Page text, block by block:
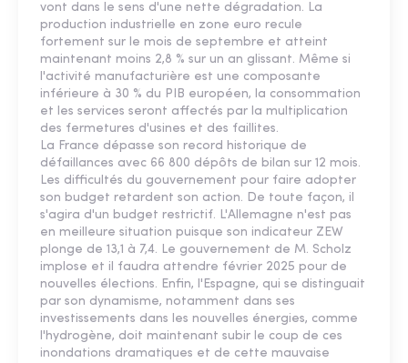
vont dans le sens d'une nette dégradation. La
production industrielle en zone euro recule
fortement sur le mois de septembre et atteint
maintenant moins 2,8 % sur un an glissant. Même si
l'activité manufacturière est une composante
inférieure à 30 % du PIB européen, la consommation
et les services seront affectés par la multiplication
des fermetures d'usines et des faillites.
La France dépasse son record historique de
défaillances avec 66 800 dépôts de bilan sur 12 mois.
Les difficultés du gouvernement pour faire adopter
son budget retardent son action. De toute façon, il
s'agira d'un budget restrictif. L'Allemagne n'est pas
en meilleure situation puisque son indicateur ZEW
plonge de 13,1 à 7,4. Le gouvernement de M. Scholz
implose et il faudra attendre février 2025 pour de
nouvelles élections. Enfin, l'Espagne, qui se distinguait
par son dynamisme, notamment dans ses
investissements dans les nouvelles énergies, comme
l'hydrogène, doit maintenant subir le coup de ces
inondations dramatiques et de cette mauvaise